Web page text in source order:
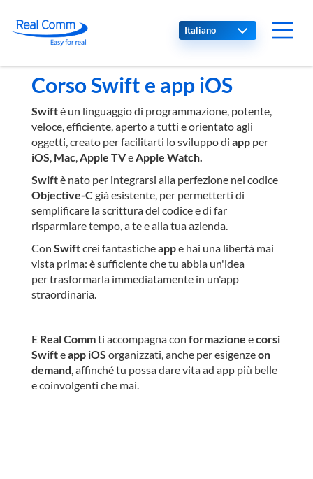
Select your language
Corso Swift e app iOS
Swiftè un linguaggio di programmazione, potente,
veloce, efficiente, aperto a tutti e orientato agli
oggetti, creato per facilitarti lo sviluppo di appper
iOS, Mac,Apple TVeApple Watch.
Swiftè nato per integrarsi alla perfezione nel codice
Objective-C già esistente, per permetterti di
semplificare la scrittura del codice e di far
risparmiare tempo, a te e alla tua azienda.
Con Swiftcrei fantasticheappe hai una libertà mai
vista prima: è sufficiente che tu abbia un'idea
per trasformarla immediatamente in un'app
straordinaria.
E Real Commti accompagna con formazione ecorsi
Swifteapp iOS organizzati, anche per esigenzeon
demand, affinché tu possa dare vita ad app più belle
e coinvolgenti che mai.